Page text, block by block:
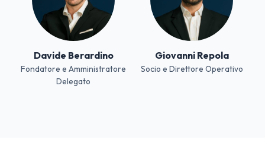
Davide Berardino
Fondatore e Amministratore
Delegato
Giovanni Repola
Socio e Direttore Operativo